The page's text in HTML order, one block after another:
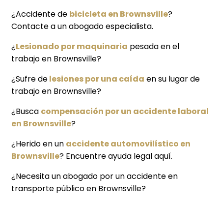
¿Accidente de bicicleta en Brownsville?
Contacte a un abogado especialista.
¿Lesionado por maquinaria pesada en el
trabajo en Brownsville?
¿Sufre delesiones por una caída en su lugar de
trabajo en Brownsville?
¿Busca compensación por un accidente laboral
en Brownsville?
¿Herido en un accidente automovilístico en
Brownsville? Encuentre ayuda legal aquí.
¿Necesita un abogado por un accidente en
transporte público en Brownsville?